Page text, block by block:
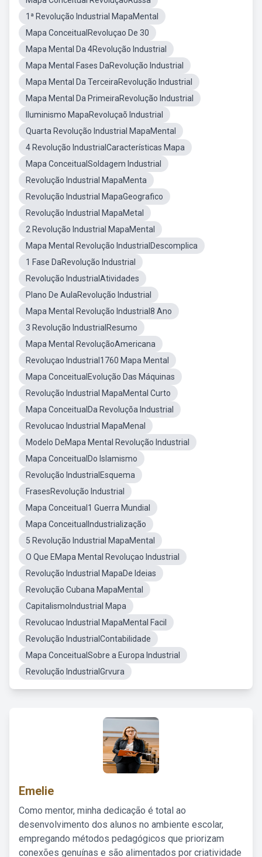
1ª Revolução Industrial MapaMental
Mapa ConceitualRevoluçao De 30
Mapa Mental Da 4Revolução Industrial
Mapa Mental Fases DaRevolução Industrial
Mapa Mental Da TerceiraRevolução Industrial
Mapa Mental Da PrimeiraRevolução Industrial
Iluminismo MapaRevoluçaõ Industrial
Quarta Revolução Industrial MapaMental
4 Revolução IndustrialCaracterísticas Mapa
Mapa ConceitualSoldagem Industrial
Revolução Industrial MapaMenta
Revolução Industrial MapaGeografico
Revolução Industrial MapaMetal
2 Revolução Industrial MapaMental
Mapa Mental Revolução IndustrialDescomplica
1 Fase DaRevolução Industrial
Revolução IndustrialAtividades
Plano De AulaRevolução Industrial
Mapa Mental Revolução Industrial8 Ano
3 Revolução IndustrialResumo
Mapa Mental RevoluçãoAmericana
Revoluçao Industrial1760 Mapa Mental
Mapa ConceitualEvolução Das Máquinas
Revolução Industrial MapaMental Curto
Mapa ConceitualDa Revoluçõa Industrial
Revolucao Industrial MapaMenal
Modelo DeMapa Mental Revolução Industrial
Mapa ConceitualDo Islamismo
Revolução IndustrialEsquema
FrasesRevolução Industrial
Mapa Conceitual1 Guerra Mundial
Mapa ConceitualIndustrialização
5 Revolução Industrial MapaMental
O Que EMapa Mental Revoluçao Industrial
Revolução Industrial MapaDe Ideias
Revolução Cubana MapaMental
CapitalismoIndustrial Mapa
Revolucao Industrial MapaMental Facil
Revolução IndustrialContabilidade
Mapa ConceitualSobre a Europa Industrial
Revolução IndustrialGrvura
Emelie
Como mentor, minha dedicação é total ao
desenvolvimento dos alunos no ambiente escolar,
empregando métodos pedagógicos que priorizam
conexões genuínas e são alimentados por criatividade